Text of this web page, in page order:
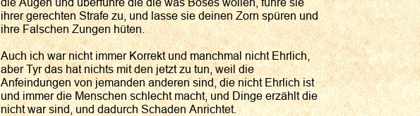
ihrer gerechten Strafe zu, und lasse sie deinen Zorn spüren und
ihre Falschen Zungen hüten.
Auch ich war nicht immer Korrekt und manchmal nicht Ehrlich,
aber Tyr das hat nichts mit den jetzt zu tun, weil die
Anfeindungen von jemanden anderen sind, die nicht Ehrlich ist
und immer die Menschen schlecht macht, und Dinge erzählt die
nicht war sind, und dadurch Schaden Anrichtet.